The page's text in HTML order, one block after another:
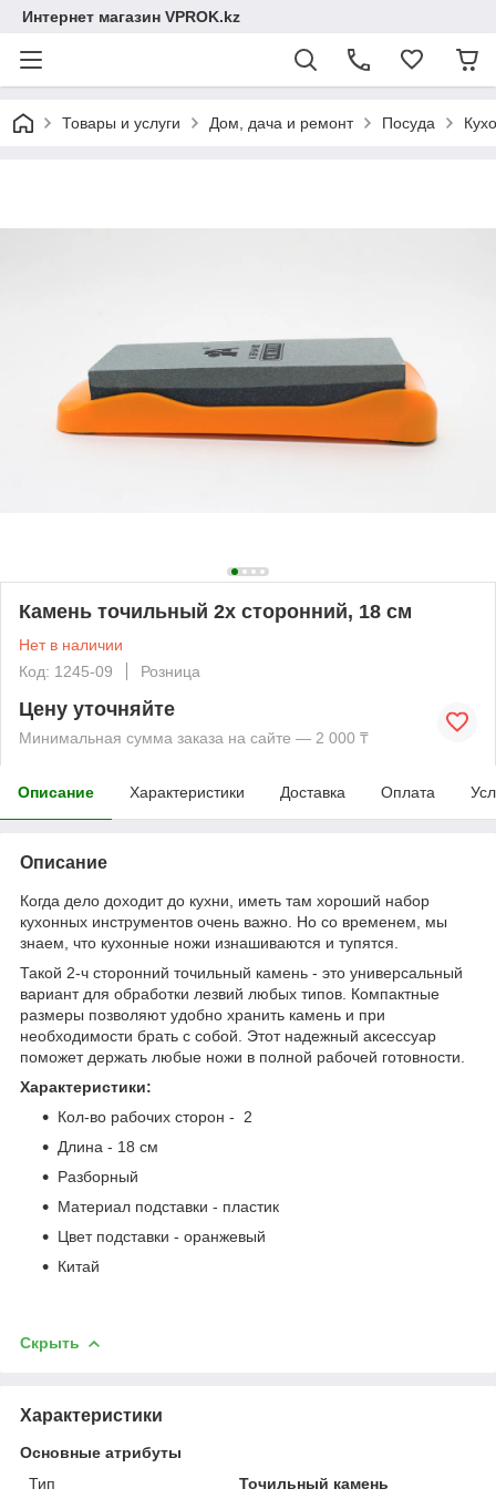
Интернет магазин VPROK.kz
Товары и услуги Дом, дача и ремонт Посуда
Камень точильный 2х сторонний, 18 см
Нет в наличии
Код: 1245-09
Розница
Цену уточняйте
Минимальная сумма заказа на сайте — 2 000 ₸
Описание Характеристики Доставка Оплата
Описание
Когда дело доходит до кухни, иметь там хороший набор
кухонных инструментов очень важно. Но со временем, мы
знаем, что кухонные ножи изнашиваются и тупятся.
Такой 2-ч сторонний точильный камень - это универсальный
вариант для обработки лезвий любых типов. Компактные
размеры позволяют удобно хранить камень и при
необходимости брать с собой. Этот надежный аксессуар
поможет держать любые ножи в полной рабочей готовности.
Характеристики:
Кол-во рабочих сторон - 2
Длина - 18 см
Разборный
Материал подставки - пластик
Цвет подставки - оранжевый
Китай
Скрыть
Характеристики
Основные атрибуты
Тип
Точильный камень